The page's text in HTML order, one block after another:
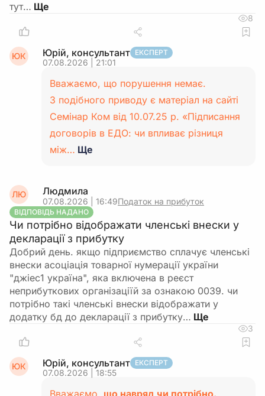
тут…
8
ЮК Юрій, консультант ЕКСПЕРТ
07.08.2026 | 21:01
Вважаємо, що порушення немає.
З подібного приводу є матеріал на сайті
Семінар Ком від 10.07.25 р. «Підписання
договорів в ЕДО: чи впливає різниця
між… Ще
ЛЮ Людмила
07.08.2026 | 16:49Податок на прибуток
ВІДПОВІДЬ НАДАНО
Чи потрібно відображати членські внески у
декларації з прибутку
Добрий день. якщо підприємство сплачує членські
внески асоціація товарної нумерації україни
"джіес1 україна", яка включена в реєст
неприбуткових організаціїй за ознакою 0039. чи
потрібно такі членські внески відображати у
додатку бд до декларації з прибутку…
3
ЮК Юрій, консультант ЕКСПЕРТ
07.08.2026 | 18:55
Вважаємо, що навряд чи потрібно.